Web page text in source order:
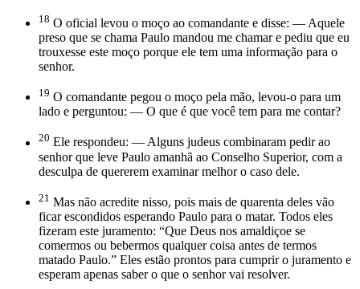
18 O oficial levou o moço ao comandante e disse: — Aquele
preso que se chama Paulo mandou me chamar e pediu que eu
trouxesse este moço porque ele tem uma informação para o
senhor.
19 O comandante pegou o moço pela mão, levou-o para um
lado e perguntou: — O que é que você tem para me contar?
20 Ele respondeu: — Alguns judeus combinaram pedir ao
senhor que leve Paulo amanhã ao Conselho Superior, com a
desculpa de quererem examinar melhor o caso dele.
21 Mas não acredite nisso, pois mais de quarenta deles vão
ficar escondidos esperando Paulo para o matar. Todos eles
fizeram este juramento: “Que Deus nos amaldiçoe se
comermos ou bebermos qualquer coisa antes de termos
matado Paulo.” Eles estão prontos para cumprir o juramento e
esperam apenas saber o que o senhor vai resolver.